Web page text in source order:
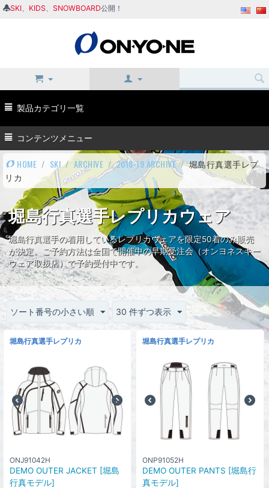
SKI KIDS SNOWBOARD公開！
製品カテゴリ一覧
コンテンツメニュー
HOME / SKI / ARCHIVE / 2018-19 ARCHIVE / 堀島行真選手レプ
リカ
堀島行真選手レプリカウェア
堀島行真選手の着用しているレプリカウェアを限定50着のみ販売
が決定。ご予約方法は全国で開催中の早期受注会（オンヨネスキー
ウェア取扱店）で予約受付中です。
ソート番号の小さい順 30 件ずつ表示
堀島行真選手レプリカ
ONJ91042H
DEMO OUTER JACKET [堀島
行真モデル]
堀島行真選手レプリカ
ONP91052H
DEMO OUTER PANTS [堀島行
真モデル]